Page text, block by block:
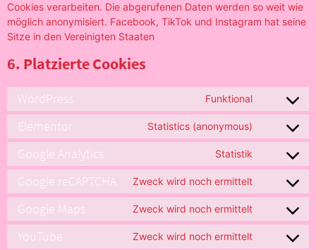
Cookies verarbeiten. Die abgerufenen Daten werden so weit wie
möglich anonymisiert. Facebook, TikTok und Instagram hat seine
Sitze in den Vereinigten Staaten
6. Platzierte Cookies
WordPress Funktional
Elementor Statistics (anonymous)
Google Analytics Statistik
Google reCAPTCHA Zweck wird noch ermittelt
Google Maps Zweck wird noch ermittelt
YouTube Zweck wird noch ermittelt